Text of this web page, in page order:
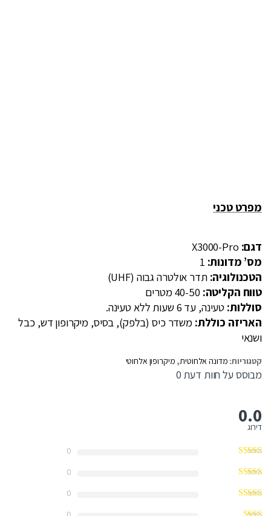
מפרט טכני
דגם: X3000-Pro
מס’ מדונות: 1
הטכנולוגיה:תדר אולטרה גבוה (UHF)
טווח הקליטה: 40-50 מטרים
סוללות: טעינה, עד 6 שעות ללא טעינה.
האריזה כוללת: משדר כיס (בלפק), בסיס, מיקרופון דש, כבל
ושנאי
קטגוריות: מדונה אלחוטית, מיקרופון אלחוטי
מבוסס על חוות דעת 0
0.0
דירוג
0
0
0